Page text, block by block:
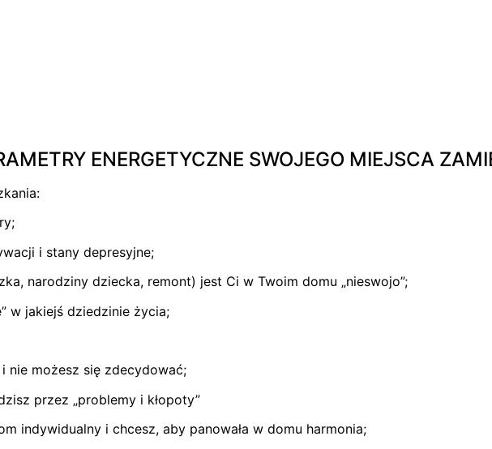
ENERGETYCZNE SWOJEGO MIEJSCA
i stany depresyjne;
narodziny dziecka, remont) jest Ci w Twoim domu „nieswojo”;
w jakiejś dziedzinie życia;
nie możesz się zdecydować;
przez „problemy i kłopoty”
indywidualny i chcesz, aby panowała w domu harmonia;